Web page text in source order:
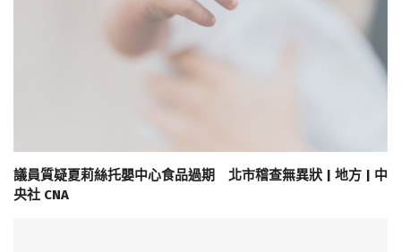
議員質疑夏莉絲托嬰中心食品過期 北市稽查無異狀 | 地方 | 中
央社 CNA